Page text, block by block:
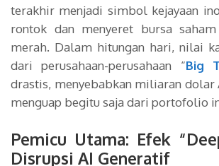
terakhir menjadi simbol kejayaan
rontok dan menyeret bursa
merah. Dalam hitungan hari, nilai
dari perusahaan-perusahaan “Big
drastis, menyebabkan miliaran dolar
menguap begitu saja dari portofolio
Pemicu Utama: Efek
Disrupsi AI Generatif